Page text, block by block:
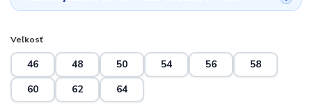
Veľkosť
46 48 50 54 56
58
60
62 64